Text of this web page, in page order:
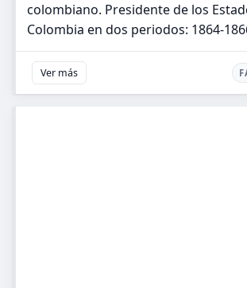
colombiano. Presidente de los
Colombia en dos periodos: 1864-
Ver más